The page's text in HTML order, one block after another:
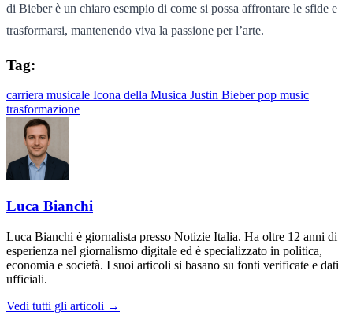
di Bieber è un chiaro esempio di come si possa affrontare le sfide e
trasformarsi, mantenendo viva la passione per l’arte.
Tag:
carriera musicale Icona della Musica Justin Bieberpop music
trasformazione
Luca Bianchi
Luca Bianchi è giornalista presso Notizie Italia. Ha oltre 12 anni di
esperienza nel giornalismo digitale ed è specializzato in politica,
economia e società. I suoi articoli si basano su fonti verificate e dati
ufficiali.
Vedi tutti gli articoli →